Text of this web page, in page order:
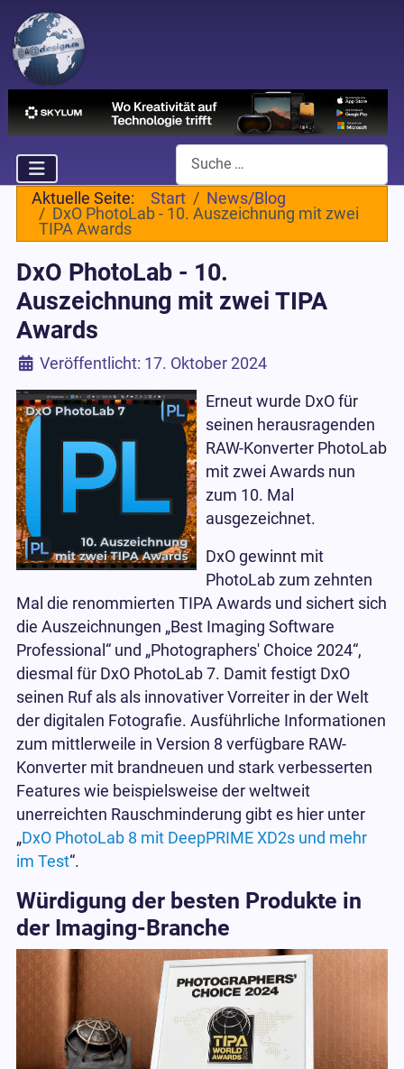
Suchen
Aktuelle Seite: Start
News/Blog
DxO PhotoLab - 10. Auszeichnung mit zwei
TIPA Awards
DxO PhotoLab - 10.
Auszeichnung mit zwei TIPA
Awards
Details
Veröffentlicht: 17. Oktober 2024
Erneut wurde DxO für
seinen herausragenden
RAW-Konverter PhotoLab
mit zwei Awards nun
zum 10. Mal
ausgezeichnet.
DxO gewinnt mit
PhotoLab zum zehnten
Mal die renommierten TIPA Awards und sichert sich
die Auszeichnungen „Best Imaging Software
Professional“ und „Photographers' Choice 2024“,
diesmal für DxO PhotoLab 7. Damit festigt DxO
seinen Ruf als als innovativer Vorreiter in der Welt
der digitalen Fotografie. Ausführliche Informationen
zum mittlerweile in Version 8 verfügbare RAW-
Konverter mit brandneuen und stark verbesserten
Features wie beispielsweise der weltweit
unerreichten Rauschminderung gibt es hier unter
„DxO PhotoLab 8 mit DeepPRIME XD2s und mehr
im Test“.
Würdigung der besten Produkte in
der Imaging-Branche